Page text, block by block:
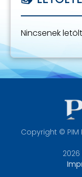
Nincsenek
Copyright © PIM